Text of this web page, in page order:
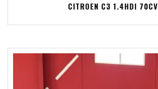
CITROEN C3 1.4HDI 70CV